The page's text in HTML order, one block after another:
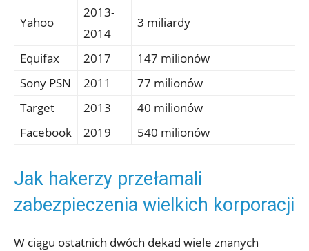
Yahoo
2013-
2014
3 miliardy
Equifax 2017
147 milionów
Sony PSN
2011
77 ⁤milionów
Target
2013
40 ​milionów
Facebook
2019 540 milionów
Jak hakerzy przełamali
zabezpieczenia ⁣wielkich ⁤korporacji
W ciągu ostatnich ​dwóch ‍dekad wiele znanych​